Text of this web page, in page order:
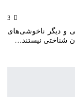
و دیگر ناخوشی‌های
شناختی نیستند…